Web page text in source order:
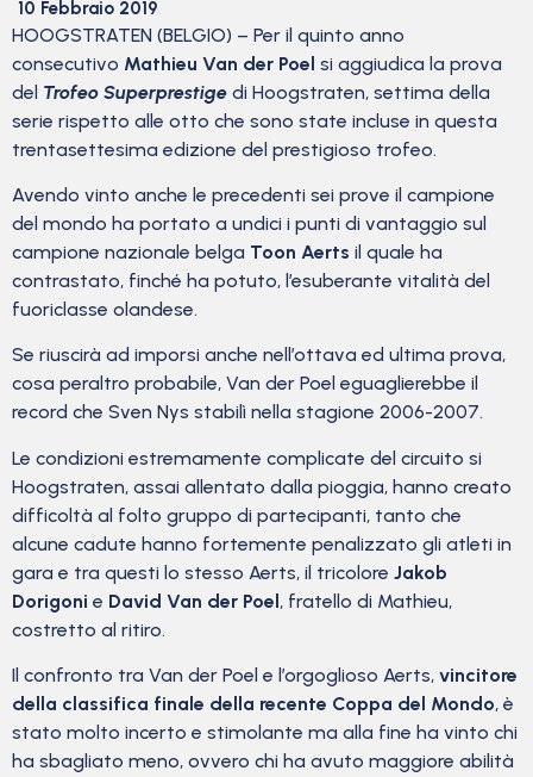
10 Febbraio 2019
HOOGSTRATEN (BELGIO) – Per il quinto anno
consecutivo Mathieu Van der Poel si aggiudica la prova
del Trofeo Superprestige di Hoogstraten, settima della
serie rispetto alle otto che sono state incluse in questa
trentasettesima edizione del prestigioso trofeo.
Avendo vinto anche le precedenti sei prove il campione
del mondo ha portato a undici i punti di vantaggio sul
campione nazionale belga Toon Aerts il quale ha
contrastato, finché ha potuto, l’esuberante vitalità del
fuoriclasse olandese.
Se riuscirà ad imporsi anche nell’ottava ed ultima prova,
cosa peraltro probabile, Van der Poel eguaglierebbe il
record che Sven Nys stabilì nella stagione 2006-2007.
Le condizioni estremamente complicate del circuito si
Hoogstraten, assai allentato dalla pioggia, hanno creato
difficoltà al folto gruppo di partecipanti, tanto che
alcune cadute hanno fortemente penalizzato gli atleti in
gara e tra questi lo stesso Aerts, il tricolore Jakob
Dorigoni e David Van der Poel, fratello di Mathieu,
costretto al ritiro.
Il confronto tra Van der Poel e l’orgoglioso Aerts, vincitore
della classifica finale della recente Coppa del Mondo, è
stato molto incerto e stimolante ma alla fine ha vinto chi
ha sbagliato meno, ovvero chi ha avuto maggiore abilità